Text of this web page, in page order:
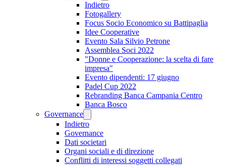
Indietro
Fotogallery
Focus Socio Economico su Battipaglia
Idee Cooperative
Evento Sala Silvio Petrone
Assemblea Soci 2022
"Donne e Cooperazione: la scelta di fare
impresa"
Evento dipendenti: 17 giugno
Padel Cup 2022
Rebranding Banca Campania Centro
Banca Bosco
Governance
Indietro
Governance
Dati societari
Organi sociali e di direzione
Conflitti di interessi soggetti collegati